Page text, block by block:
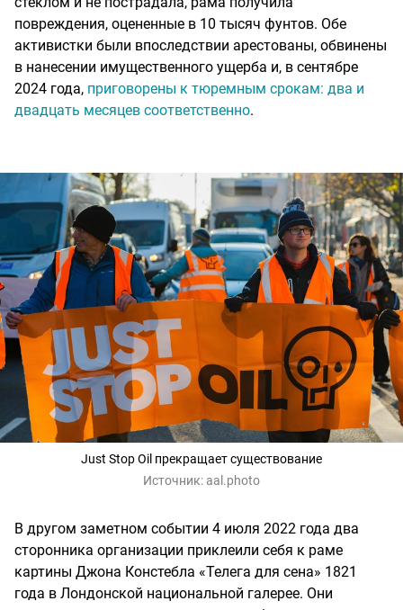
повреждения, оцененные в 10 тысяч фунтов. Обе
активистки были впоследствии арестованы, обвинены
в нанесении имущественного ущерба и, в сентябре
2024 года, приговорены к тюремным срокам: два и
двадцать месяцев соответственно.
Just Stop Oil прекращает существование
Источник:aal.photo
В другом заметном событии 4 июля 2022 года два
сторонника организации приклеили себя к раме
картины Джона Констебла «Телега для сена» 1821
года в Лондонской национальной галерее. Они